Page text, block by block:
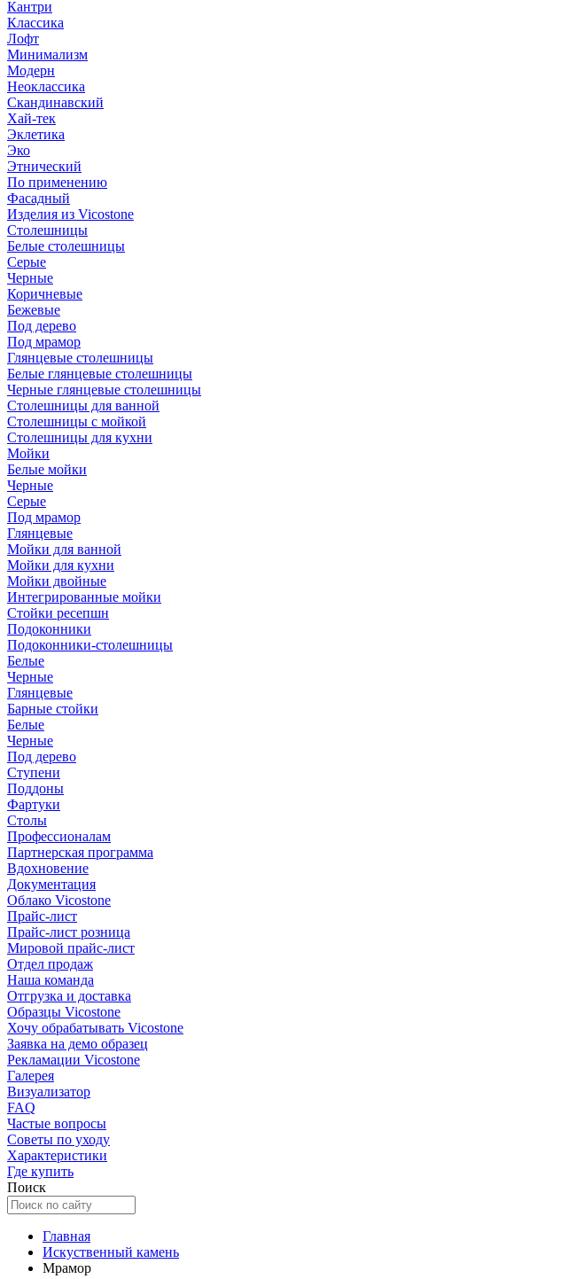
Кантри
Классика
Лофт
Минимализм
Модерн
Неоклассика
Скандинавский
Хай-тек
Эклетика
Эко
Этнический
По применению
Фасадный
Изделия из Vicostone
Столешницы
Белые столешницы
Серые
Черные
Коричневые
Бежевые
Под дерево
Под мрамор
Глянцевые столешницы
Белые глянцевые столешницы
Черные глянцевые столешницы
Столешницы для ванной
Столешницы с мойкой
Столешницы для кухни
Мойки
Белые мойки
Черные
Серые
Под мрамор
Глянцевые
Мойки для ванной
Мойки для кухни
Мойки двойные
Интегрированные мойки
Стойки ресепшн
Подоконники
Подоконники-столешницы
Белые
Черные
Глянцевые
Барные стойки
Белые
Черные
Под дерево
Ступени
Поддоны
Фартуки
Столы
Профессионалам
Партнерская программа
Вдохновение
Документация
Облако Vicostone
Прайс-лист
Прайс-лист розница
Мировой прайс-лист
Отдел продаж
Наша команда
Отгрузка и доставка
Образцы Vicostone
Хочу обрабатывать Vicostone
Заявка на демо образец
Рекламации Vicostone
Галерея
Визуализатор
FAQ
Частые вопросы
Советы по уходу
Характеристики
Где купить
Поиск
Главная
Искуственный камень
Мрамор